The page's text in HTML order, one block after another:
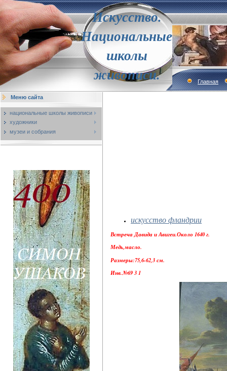
Искусство.
Национальные
школы
живописи.
Главная
Меню сайта
национальные школы живописи
художники
музеи и собрания
искусство фландрии
Встреча Давида и Авигеи.Около 1640 г.
Медь,масло.
Размеры:75,6-62,3 см.
Инв.№69 3 1